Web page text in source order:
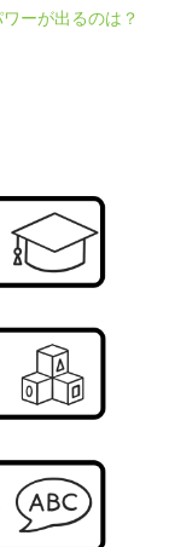
ーが出るのは？